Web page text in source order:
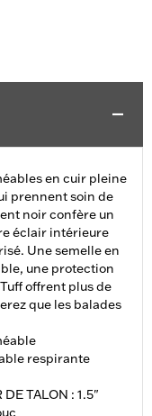
en cuir pleine
prennent soin de
noir confère un
éclair intérieure
Une semelle en
une protection
offrent plus de
que les balades
respirante
TALON : 1.5"